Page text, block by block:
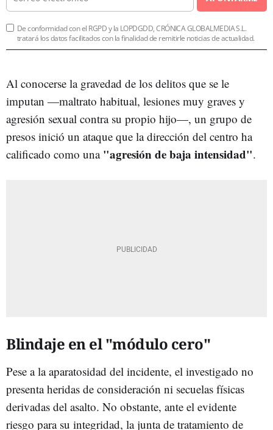
De conformidad con el RGPD y la LOPDGDD, CRÓNICA GLOBALMEDIA S.L.
tratará los datos facilitados con la finalidad de remitirle noticias de actualidad.
Al conocerse la gravedad de los delitos que se le
imputan —maltrato habitual, lesiones muy graves y
agresión sexual contra su propio hijo—, un grupo de
presos inició un ataque que la dirección del centro ha
calificado como una "agresión de baja intensidad".
Blindaje en el "módulo cero"
Pese a la aparatosidad del incidente, el investigado no
presenta heridas de consideración ni secuelas físicas
derivadas del asalto. No obstante, ante el evidente
riesgo para su integridad, la junta de tratamiento de